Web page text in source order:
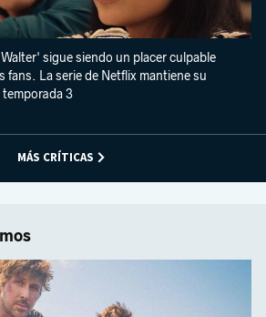
sigue siendo un placer culpable
fans. La serie de Netflix mantiene su
3
MÁS CRÍTICAS